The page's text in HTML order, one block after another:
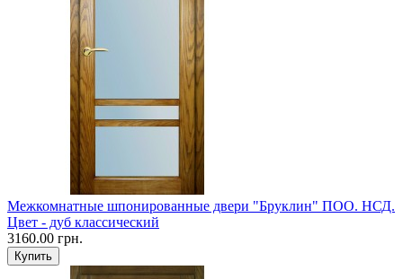
Межкомнатные шпонированные двери "Бруклин" ПОО. НСД.
Цвет - дуб классический
3160.00 грн.